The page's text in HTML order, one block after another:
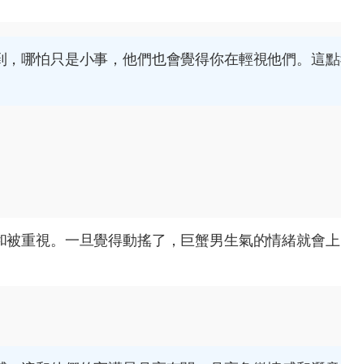
哪怕只是小事，他們也會覺得你在輕視他們。這
重視。一旦覺得動搖了，巨蟹男生氣的情緒就會上